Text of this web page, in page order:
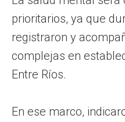
prioritarios, ya que
registraron y
complejas en
Entre Ríos.
En ese marco,